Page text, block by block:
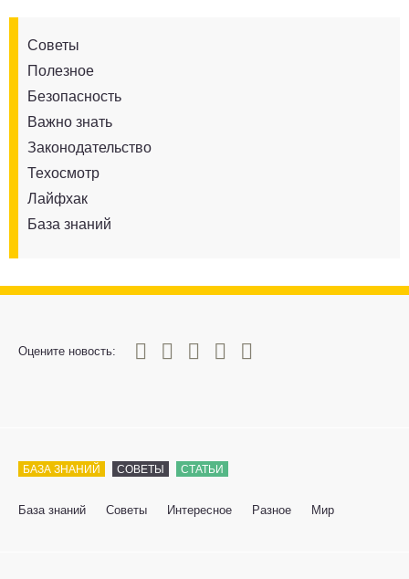
Советы
Полезное
Безопасность
Важно знать
Законодательство
Техосмотр
Лайфхак
База знаний
Оцените новость:
0
1 3 4 5
БАЗА ЗНАНИЙ СОВЕТЫ СТАТЬИ
База знаний Советы Интересное Разное Мир